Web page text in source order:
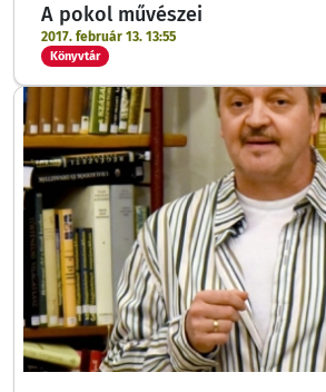
A pokol művészei
2017. február 13. 13:55
Könyvtár